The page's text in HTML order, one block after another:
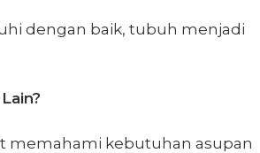
dengan baik, tubuh menjadi
memahami kebutuhan asupan